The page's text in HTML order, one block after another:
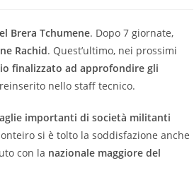
Brera Tchumene. Dopo 7 giornate,
Rachid. Quest’ultimo, nei prossimi
finalizzato ad approfondire gli
nello staff tecnico.
importanti di società militanti
si è tolto la soddisfazione anche
con la nazionale maggiore del